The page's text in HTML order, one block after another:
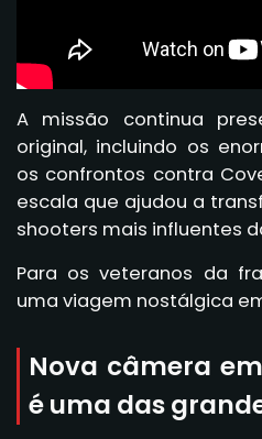
A missão continua
original, incluindo os
os confrontos contra
escala que ajudou a
shooters mais influentes
Para os veteranos da
uma viagem nostálgica
Nova câmera
é uma das